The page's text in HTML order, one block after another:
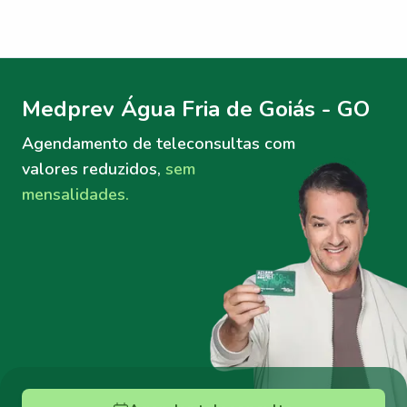
Medprev Água Fria de Goiás - GO
Agendamento de teleconsultas com
valores reduzidos, sem
mensalidades.